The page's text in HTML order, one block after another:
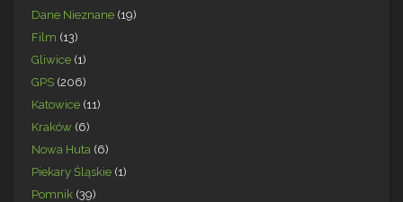
Dane Nieznane (19)
Film (13)
Gliwice (1)
GPS (206)
Katowice (11)
Kraków (6)
Nowa Huta (6)
Piekary Śląskie (1)
Pomnik (39)